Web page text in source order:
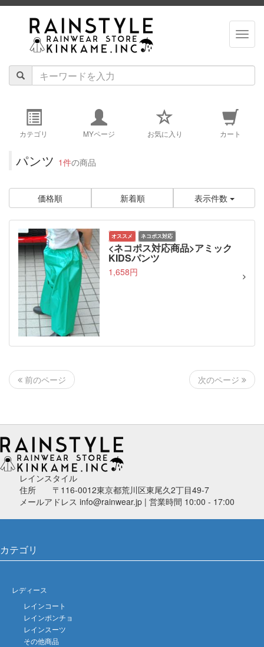
カテゴリ MYページ お気に入り カート
パンツ 1件の商品
価格順 新着順 表示件数
オススメ ネコポス対応
<ネコポス対応商品>アミック
KIDSパンツ
1,658円
前のページ 次のページ
レインスタイル
住所 〒116-0012東京都荒川区東尾久2丁目49-7
メールアドレス info@rainwear.jp | 営業時間 10:00 - 17:00
カテゴリ
レディース
レインコート
レインポンチョ
レインスーツ
その他商品